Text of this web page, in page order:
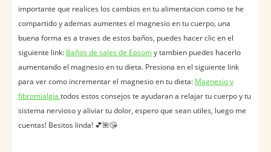
importante que realices los cambios en tu alimentacion como te he
compartido y ademas aumentes el magnesio en tu cuerpo, una
buena forma es a traves de estos baños, puedes hacer clic en el
siguiente link: Baños de sales de Epsomy tambien puedes hacerlo
aumentando el magnesio en tu dieta. Presiona en el siguiente link
para ver como incrementar el magnesio en tu dieta: Magnesio y
fibromialgia todos estos consejos te ayudaran a relajar tu cuerpo y tu
sistema nervioso y aliviar tu dolor, espero que sean utiles, luego me
cuentas! Besitos linda! 💕🌺😘